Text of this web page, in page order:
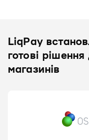
LiqPay
готові
магазинів